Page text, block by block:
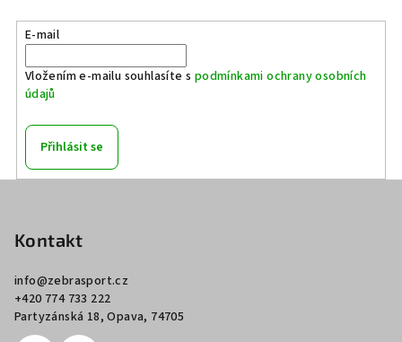
E-mail
Vložením e-mailu souhlasíte s podmínkami ochrany osobních
údajů
Přihlásit se
Kontakt
info@zebrasport.cz
+420 774 733 222
Partyzánská 18, Opava, 74705